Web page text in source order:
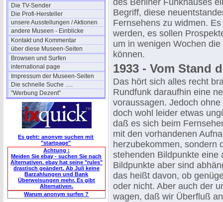
Die TV-Sender
Die Profi-Hersteller
unsere Ausstellungen / Aktionen
andere Museen - Einblicke
Kontakt und Kommentar
über diese Museen-Seiten
Browsen und Surfen
international page
Impressum der Museen-Seiten
Die schnelle Suche .....
"Werbung Dezent"
Es geht: anonym suchen mit
"startpage"
Achtung :
Meiden Sie ebay - suchen Sie nach
Alternativen. ebay hat seine "rules"
drastisch geändert. Ab Juli keine
Barzahlungen und Bank
Überweisungen mehr. Es gibt
Alternativen.
Warum anonym surfen ?
des Berliner Funkhauses
Begriff, diese
Fernsehens zu widmen.
werden, es sollen
um in wenigen Wochen
können.
1933 - Vom Stand
Das hört sich alles recht
Rundfunk daraufhin eine
voraussagen. Jedoch
doch wohl leider etwas
daß es sich beim
mit den vorhandenen
herzubekommen, sondern
stehenden Bildpunkte eine
Bildpunkte aber sind
das heißt davon, ob
oder nicht. Aber auch der
wagen, daß wir Überfluß